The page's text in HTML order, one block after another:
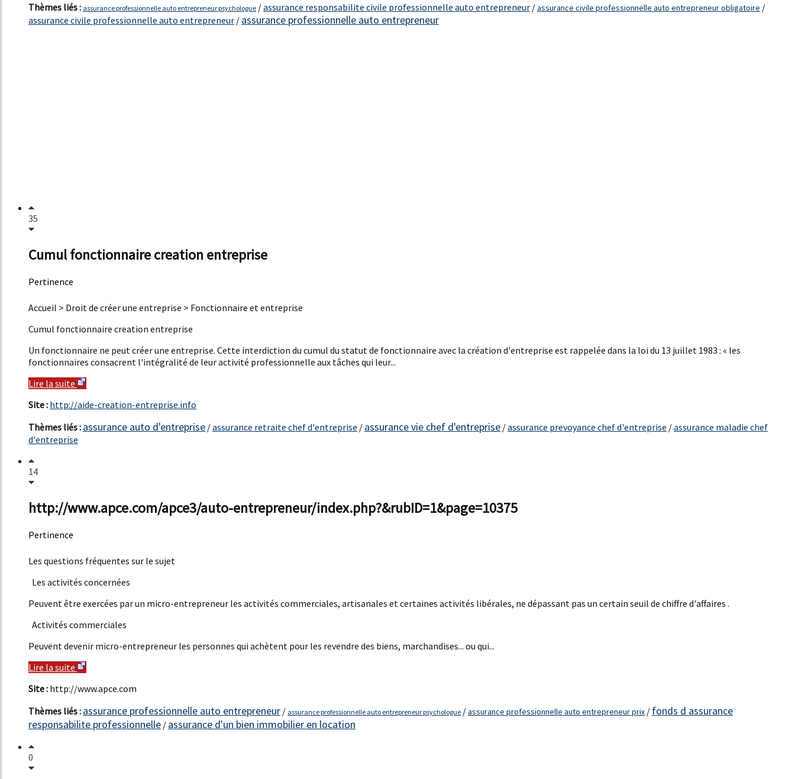
Thèmes liés : assurance professionnelle auto entrepreneur psychologue /assurance responsabilite civile professionnelle auto entrepreneur /assurance civile professionnelle auto entrepreneur obligatoire /
assurance civile professionnelle auto entrepreneur / assurance professionnelle auto entrepreneur
35
Cumul fonctionnaire creation entreprise
Pertinence
Accueil > Droit de créer une entreprise > Fonctionnaire et entreprise
Cumul fonctionnaire creation entreprise
Un fonctionnaire ne peut créer une entreprise. Cette interdiction du cumul du statut de fonctionnaire avec la création d'entreprise est rappelée dans la loi du 13 juillet 1983 : « les
fonctionnaires consacrent l'intégralité de leur activité professionnelle aux tâches qui leur...
Lire la suite
Site : http://aide-creation-entreprise.info
Thèmes liés : assurance auto d'entreprise /assurance retraite chef d'entreprise / assurance vie chef d'entreprise /assurance prevoyance chef d'entreprise /assurance maladie chef
d'entreprise
14
http://www.apce.com/apce3/auto-entrepreneur/index.php?&rubID=1&page=10375
Pertinence
Les questions fréquentes sur le sujet
Les activités concernées
Peuvent être exercées par un micro-entrepreneur les activités commerciales, artisanales et certaines activités libérales, ne dépassant pas un certain seuil de chiffre d'affaires .
Activités commerciales
Peuvent devenir micro-entrepreneur les personnes qui achètent pour les revendre des biens, marchandises... ou qui...
Lire la suite
Site : http://www.apce.com
Thèmes liés : assurance professionnelle auto entrepreneur / assurance professionnelle auto entrepreneur psychologue /assurance professionnelle auto entrepreneur prix / fonds d assurance
responsabilite professionnelle / assurance d'un bien immobilier en location
0